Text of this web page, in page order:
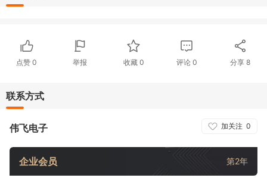
点赞0 举报 收藏 0 评论0 分享8
联系方式
加关注 0
伟飞电子
企业会员 第2年